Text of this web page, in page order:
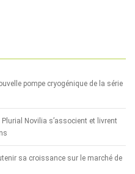
pompe cryogénique de la série
Novilia s’associent et livrent
sa croissance sur le marché de